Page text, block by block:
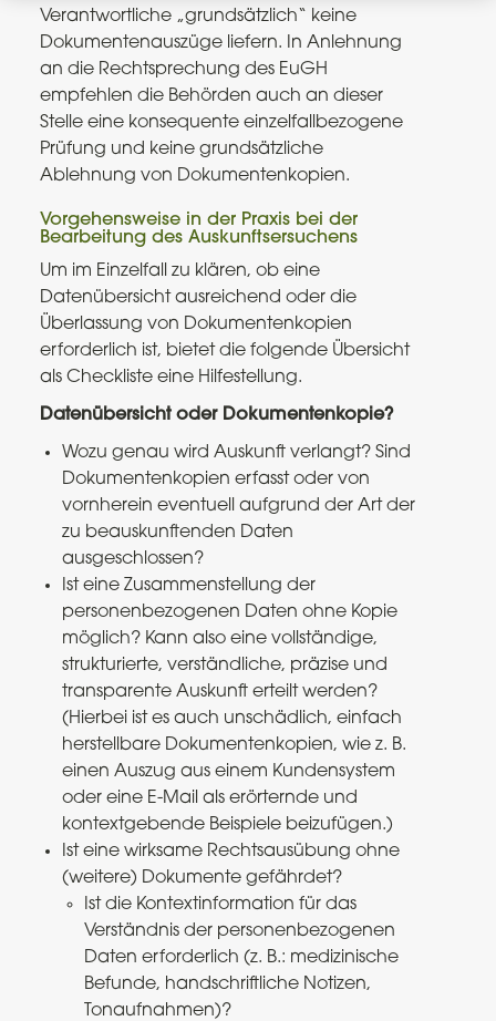
Verantwortliche „grundsätzlich“ keine
Dokumentenauszüge liefern. In Anlehnung
an die Rechtsprechung des EuGH
empfehlen die Behörden auch an dieser
Stelle eine konsequente einzelfallbezogene
Prüfung und keine grundsätzliche
Ablehnung von Dokumentenkopien.
Vorgehensweise in der Praxis bei der
Bearbeitung des Auskunftsersuchens
Um im Einzelfall zu klären, ob eine
Datenübersicht ausreichend oder die
Überlassung von Dokumentenkopien
erforderlich ist, bietet die folgende Übersicht
als Checkliste eine Hilfestellung.
Datenübersicht oder Dokumentenkopie?
Wozu genau wird Auskunft verlangt? Sind
Dokumentenkopien erfasst oder von
vornherein eventuell aufgrund der Art der
zu beauskunftenden Daten
ausgeschlossen?
Ist eine Zusammenstellung der
personenbezogenen Daten ohne Kopie
möglich? Kann also eine vollständige,
strukturierte, verständliche, präzise und
transparente Auskunft erteilt werden?
(Hierbei ist es auch unschädlich, einfach
herstellbare Dokumentenkopien, wie z. B.
einen Auszug aus einem Kundensystem
oder eine E-Mail als erörternde und
kontextgebende Beispiele beizufügen.)
Ist eine wirksame Rechtsausübung ohne
(weitere) Dokumente gefährdet?
Ist die Kontextinformation für das
Verständnis der personenbezogenen
Daten erforderlich (z. B.: medizinische
Befunde, handschriftliche Notizen,
Tonaufnahmen)?